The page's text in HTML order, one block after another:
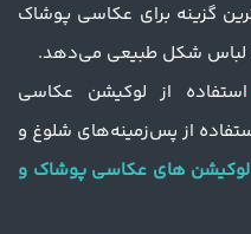
گزینه برای عکاسی پوشاک
لباس شکل طبیعی می‌دهد.
استفاده از لوکیشن عکاسی
از پس‌زمینه‌های شلوغ و
لوکیشن های عکاسی پوشاک و